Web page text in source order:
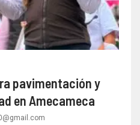
pavimentación y
en Amecameca